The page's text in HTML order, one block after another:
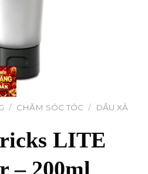
/ CHĂM SÓC TÓC /
DẦU XẢ
LITE
– 200ml